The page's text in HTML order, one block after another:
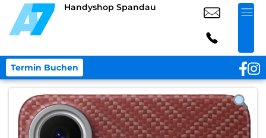
Handyshop Spandau
Termin Buchen